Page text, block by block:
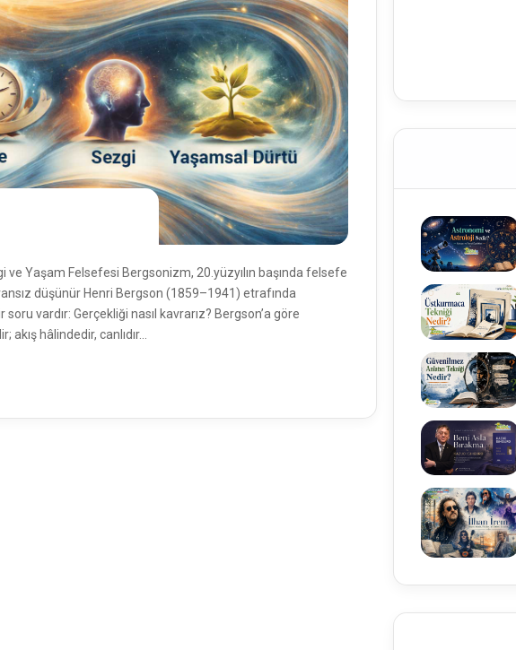
Yaşam Felsefesi Bergsonizm, 20.yüzyılın başında felsefe
düşünür Henri Bergson (1859–1941) etrafında
vardır: Gerçekliği nasıl kavrarız? Bergson’a göre
hâlindedir, canlıdır…